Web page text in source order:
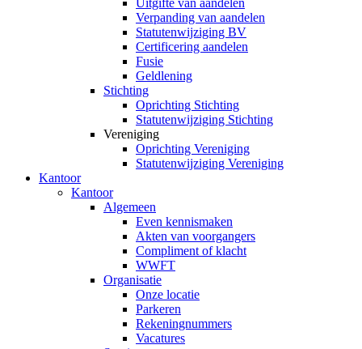
Uitgifte van aandelen
Verpanding van aandelen
Statutenwijziging BV
Certificering aandelen
Fusie
Geldlening
Stichting
Oprichting Stichting
Statutenwijziging Stichting
Vereniging
Oprichting Vereniging
Statutenwijziging Vereniging
Kantoor
Kantoor
Algemeen
Even kennismaken
Akten van voorgangers
Compliment of klacht
WWFT
Organisatie
Onze locatie
Parkeren
Rekeningnummers
Vacatures